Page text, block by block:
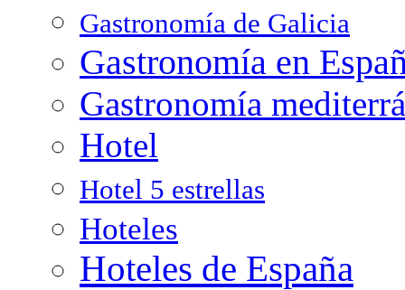
Gastronomía de Galicia
Gastronomía en
Gastronomía
Hotel
Hotel 5 estrellas
Hoteles
Hoteles de España